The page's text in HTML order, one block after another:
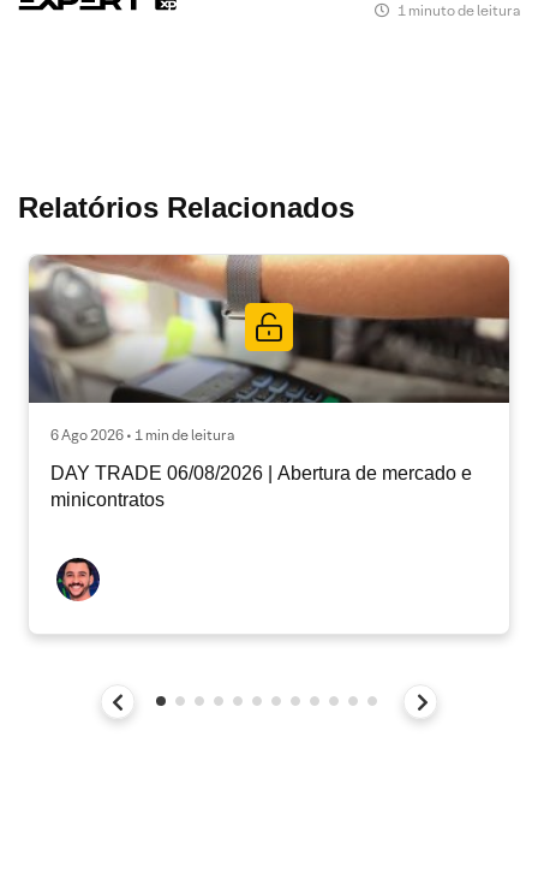
1 minuto de leitura
Relatórios Relacionados
6 Ago 2026 • 1 min de leitura
DAY TRADE 06/08/2026 | Abertura de mercado e
minicontratos